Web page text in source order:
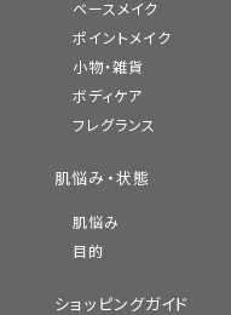
ベースメイク
ポイントメイク
小物・雑貨
ボディケア
フレグランス
肌悩み・状態
肌悩み
目的
ショッピングガイド